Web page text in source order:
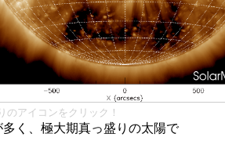
のアイコンをクリック！
く、極大期真っ盛りの太陽で